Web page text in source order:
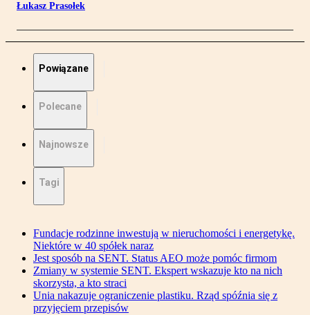
Łukasz Prasołek
Powiązane
Polecane
Najnowsze
Tagi
Fundacje rodzinne inwestują w nieruchomości i energetykę.
Niektóre w 40 spółek naraz
Jest sposób na SENT. Status AEO może pomóc firmom
Zmiany w systemie SENT. Ekspert wskazuje kto na nich
skorzysta, a kto straci
Unia nakazuje ograniczenie plastiku. Rząd spóźnia się z
przyjęciem przepisów